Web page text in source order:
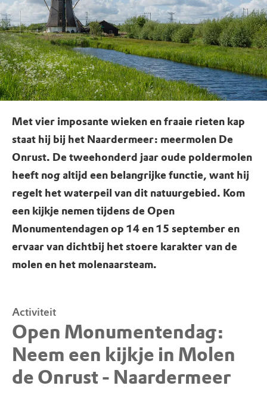
Met vier imposante wieken en fraaie rieten kap
staat hij bij het Naardermeer: meermolen De
Onrust. De tweehonderd jaar oude poldermolen
heeft nog altijd een belangrijke functie, want hij
regelt het waterpeil van dit natuurgebied. Kom
een kijkje nemen tijdens de Open
Monumentendagen op 14 en 15 september en
ervaar van dichtbij het stoere karakter van de
molen en het molenaarsteam.
Activiteit
Open Monumentendag:
Neem een kijkje in Molen
de Onrust - Naardermeer